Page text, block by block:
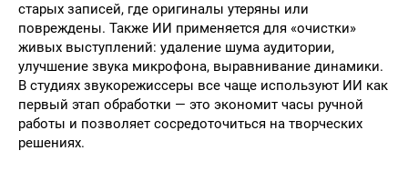
старых записей, где оригиналы утеряны или
повреждены. Также ИИ применяется для «очистки»
живых выступлений: удаление шума аудитории,
улучшение звука микрофона, выравнивание динамики.
В студиях звукорежиссеры все чаще используют ИИ как
первый этап обработки — это экономит часы ручной
работы и позволяет сосредоточиться на творческих
решениях.